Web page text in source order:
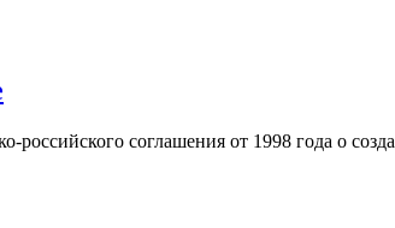
соглашения от 1998 года о